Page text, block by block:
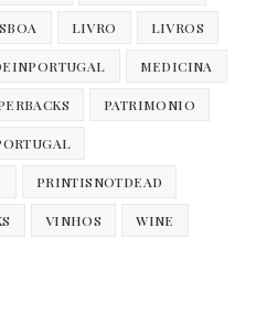
LIVRO LIVROS
MEDICINA
PATRIMONIO
PRINTISNOTDEAD
VINHOS WINE